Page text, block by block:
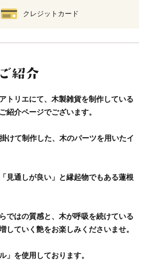
クレジットカード
トリエにて、木製雑貨を制作している
紹介ページでございます。
けて制作した、木のパーツを用いたイ
見通しが良い」と縁起物でもある蓮根
ではの質感と、木が呼吸を続けている
していく艶をお楽しみくださいませ。
」を使用しております。